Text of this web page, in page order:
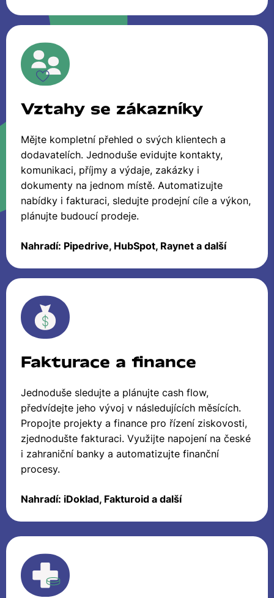
Vztahy se zákazníky
Mějte kompletní přehled o svých klientech a
dodavatelích. Jednoduše evidujte kontakty,
komunikaci, příjmy a výdaje, zakázky i
dokumenty na jednom místě. Automatizujte
nabídky i fakturaci, sledujte prodejní cíle a výkon,
plánujte budoucí prodeje.
Nahradí: Pipedrive, HubSpot, Raynet a další
Fakturace a finance
Jednoduše sledujte a plánujte cash flow,
předvídejte jeho vývoj v následujících měsících.
Propojte projekty a finance pro řízení ziskovosti,
zjednodušte fakturaci. Využijte napojení na české
i zahraniční banky a automatizujte finanční
procesy.
Nahradí: iDoklad, Fakturoid a další